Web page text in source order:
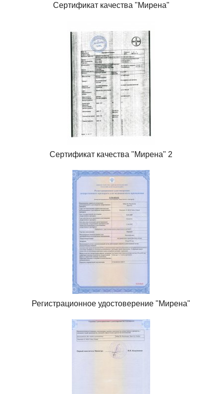
Сертификат качества "Мирена"
Сертификат качества "Мирена" 2
Регистрационное удостоверение "Мирена"